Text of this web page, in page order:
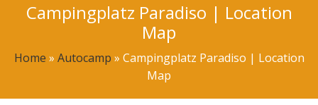
Campingplatz Paradiso | Location
Map
Home » Autocamp » Campingplatz Paradiso | Location
Map